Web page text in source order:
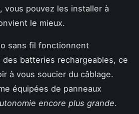
vous pouvez les installer à
le mieux.
sans fil fonctionnent
batteries rechargeables, ce
à vous soucier du câblage.
équipées de panneaux
encore plus grande.